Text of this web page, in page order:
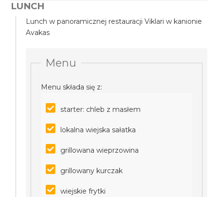
LUNCH
Lunch w panoramicznej restauracji Viklari w kanionie
Avakas
Menu
Menu składa się z:
starter: chleb z masłem
lokalna wiejska sałatka
grillowana wieprzowina
grillowany kurczak
wiejskie frytki